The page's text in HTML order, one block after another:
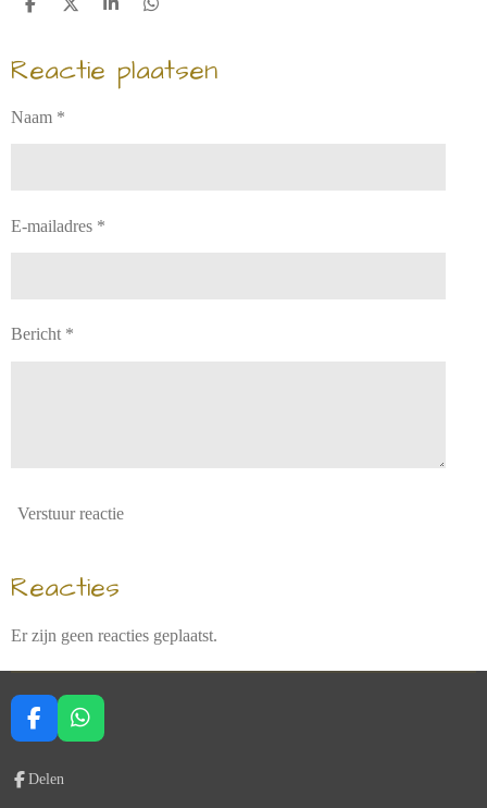
D
e
n
D
l
S
D
e
n
Reactie plaatsen
Naam *
E-mailadres *
Bericht *
Verstuur reactie
Reacties
Er zijn geen reacties geplaatst.
F
a
e
W
h
Delen